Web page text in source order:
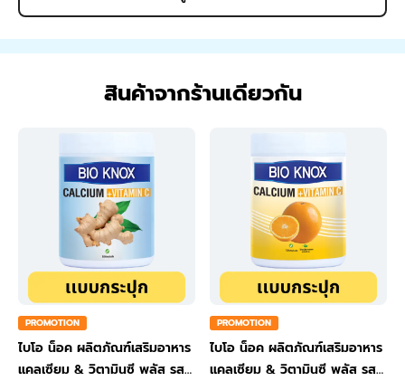
สินค้าจากร้านเดียวกัน
PROMOTION
ไบโอ น็อค ผลิตภัณฑ์เสริมอาหาร
แคลเซียม & วิตามินซี พลัส รส
PROMOTION
ไบโอ น็อค ผลิตภัณฑ์เสริมอาหาร
แคลเซียม & วิตามินซี พลัส รส